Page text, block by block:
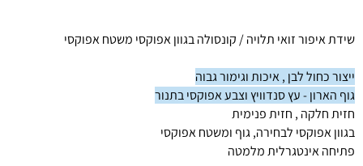
שידת איפור זואי תלויה / קונסולה בגוון אפוקסי משטח אפוקסי
ייצור כחול לבן , איכות וגימור גבוה
גוף הארון - עץ סנדוויץ וצבע אפוקסי בתנור
חזית חלקה , חזית פנימית
בגוון אפוקסי לבחירה, גוף ומשטח אפוקסי
פתיחה אינטגרלית מלמטה